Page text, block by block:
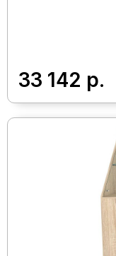
33 142 р.